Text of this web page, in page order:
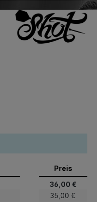
Preis
36,00 €
35,00 €